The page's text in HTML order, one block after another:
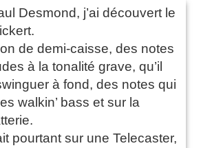
Desmond, j’ai découvert le
de demi-caisse, des notes
à la tonalité grave, qu’il
à fond, des notes qui
walkin’ bass et sur la
pourtant sur une Telecaster,